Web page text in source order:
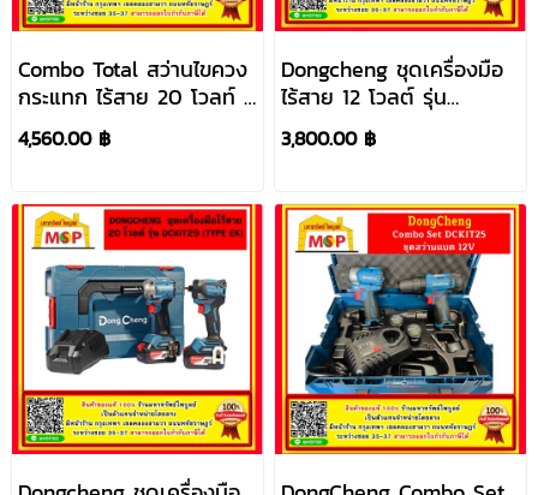
Combo Total สว่านไขควง
กระแทก ไร้สาย 20 โวลท์ +
สว่านไร้สาย 20 โวลท์ รุ่น
TCKLI2006 ( Lithium-
Combo Kit )
4,560.00 ฿
Dongcheng ชุดเครื่องมือ
ไร้สาย 12 โวลต์ รุ่น
DCKIT25 (TYPE EK)
3,800.00 ฿